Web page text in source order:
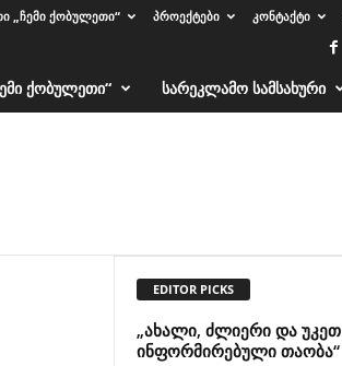
„ᲩᲔᲛᲘ ᲥᲝᲑᲣᲚᲔᲗᲘ“ ᲞᲠᲝᲔᲥᲢᲔᲑᲘ ᲙᲝᲜᲢᲐᲥᲢᲘ
ᲥᲝᲑᲣᲚᲔᲗᲘ“ ᲡᲐᲠᲔᲙᲚᲐᲛᲝ ᲡᲐᲛᲡᲐᲮᲣᲠᲘ
EDITOR PICKS
„ახალი, ძლიერი და უკეთ
ინფორმირებული თაობა“